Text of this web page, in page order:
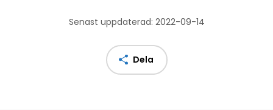
Senast uppdaterad: 2022-09-14
Dela